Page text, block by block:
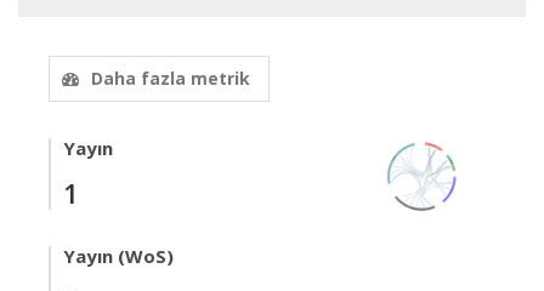
Daha fazla metrik
Yayın
1
Yayın (WoS)